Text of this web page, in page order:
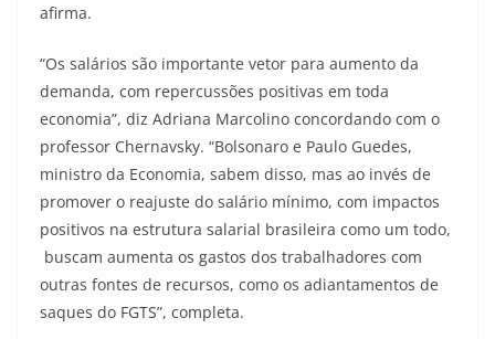
afirma.
“Os salários são importante vetor para aumento da
demanda, com repercussões positivas em toda
economia”, diz Adriana Marcolino concordando com o
professor Chernavsky. “Bolsonaro e Paulo Guedes,
ministro da Economia, sabem disso, mas ao invés de
promover o reajuste do salário mínimo, com impactos
positivos na estrutura salarial brasileira como um todo,
buscam aumenta os gastos dos trabalhadores com
outras fontes de recursos, como os adiantamentos de
saques do FGTS”, completa.